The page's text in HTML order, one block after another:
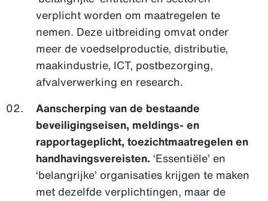
verplicht worden om maatregelen te
nemen. Deze uitbreiding omvat onder
meer de voedselproductie, distributie,
maakindustrie, ICT, postbezorging,
afvalverwerking en research.
Aanscherping van de bestaande
beveiligingseisen, meldings- en
rapportageplicht, toezichtmaatregelen en
handhavingsvereisten. ‘Essentiële’ en
‘belangrijke’ organisaties krijgen te maken
met dezelfde verplichtingen, maar de